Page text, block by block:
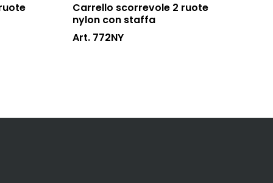
Carrello scorrevole 2 ruote
nylon con staffa
Art. 772NY